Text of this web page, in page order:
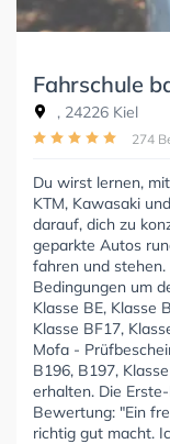
Fahrschule
, 24226 Kiel
274
Du wirst lernen,
KTM, Kawasaki
darauf, dich zu
geparkte Autos
fahren und
Bedingungen um
Klasse BE, Klasse
Klasse BF17,
Mofa -
B196, B197,
erhalten. Die
Bewertung: "Ein
richtig gut macht.